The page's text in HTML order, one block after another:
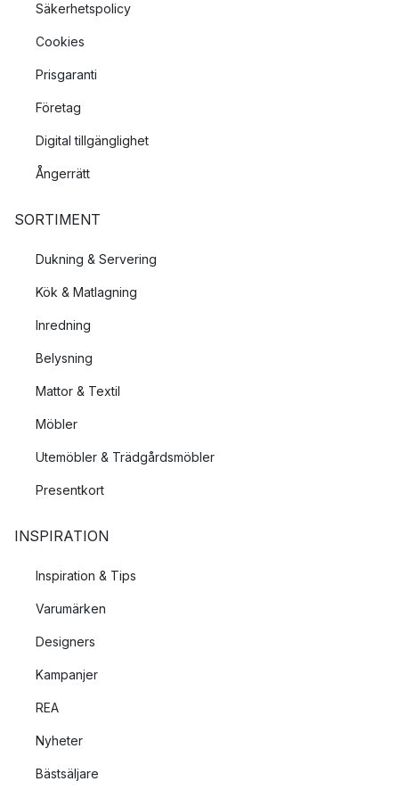
Säkerhetspolicy
Cookies
Prisgaranti
Företag
Digital tillgänglighet
Ångerrätt
SORTIMENT
Dukning & Servering
Kök & Matlagning
Inredning
Belysning
Mattor & Textil
Möbler
Utemöbler & Trädgårdsmöbler
Presentkort
INSPIRATION
Inspiration & Tips
Varumärken
Designers
Kampanjer
REA
Nyheter
Bästsäljare